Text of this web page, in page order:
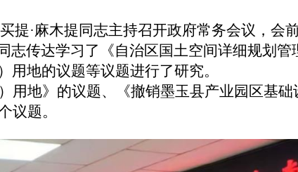
提·麻木提同志主持召开政府常务会议，会
传达学习了《自治区国土空间详细规划管
用地的议题等议题进行了研究。
用地》 的议题、 《撤销墨玉县产业园区基础
议题。